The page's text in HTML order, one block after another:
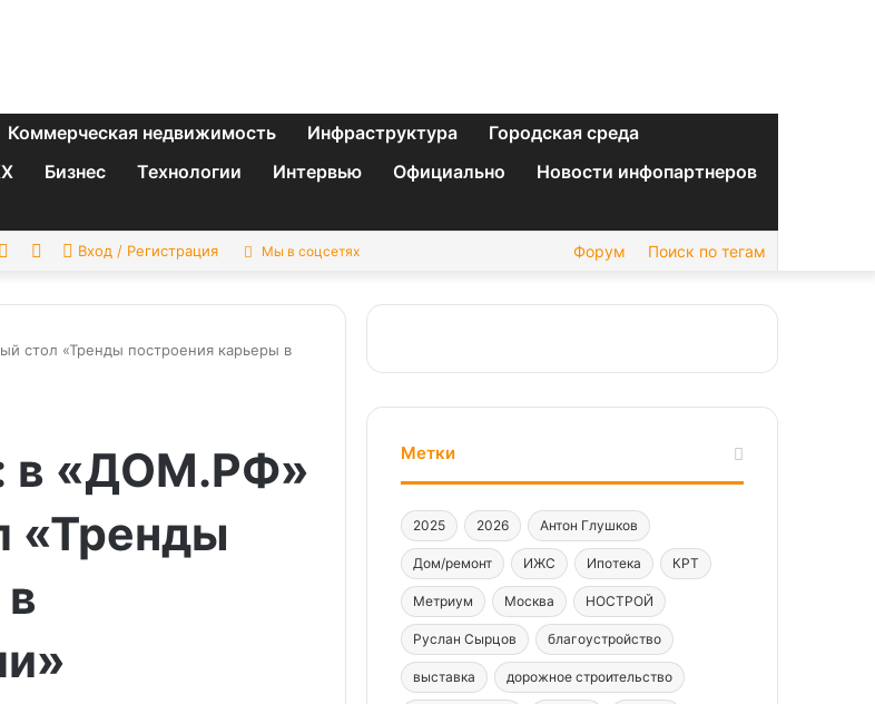
Коммерческая недвижимость Инфраструктура
Городская среда
Бизнес Технологии Интервью Официально
Новости инфопартнеров
SidebarСлучайная
Вход / Регистрация Мы в соцсетях Форум Поиск по тегам
стол «Тренды построения карьеры в
в «ДОМ.РФ»
«Тренды
Метки
2025 2026 Антон Глушков
Дом/ремонт ИЖС Ипотека КРТ
Метриум Москва НОСТРОЙ
Руслан Сырцов благоустройство
выставка дорожное строительство